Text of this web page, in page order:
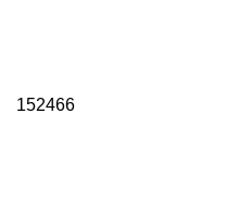
152466